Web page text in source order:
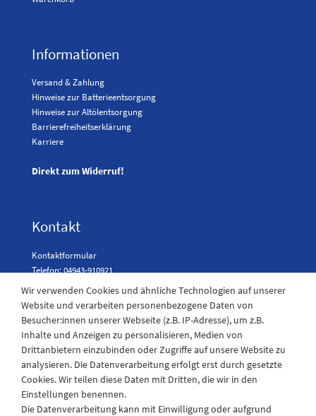
Informationen
Versand & Zahlung
Hinweise zur Batterieentsorgung
Hinweise zur Altölentsorgung
Barrierefreiheitserklärung
Karriere
Direkt zum Widerruf!
Kontakt
Kontaktformular
Telefon: 04943-910921
Laden Öffnungszeiten
Montag - Freitag
08:30 - 12:30 und 13.00 - 17.30 Uhr
Samstags
08:30 bis 12:30 Uhr
Wir verwenden Cookies und ähnliche Technologien auf unserer
Website und verarbeiten personenbezogene Daten von
Besucher:innen unserer Webseite (z.B. IP-Adresse), um z.B.
Inhalte und Anzeigen zu personalisieren, Medien von
Drittanbietern einzubinden oder Zugriffe auf unsere Website zu
analysieren. Die Datenverarbeitung erfolgt erst durch gesetzte
Cookies. Wir teilen diese Daten mit Dritten, die wir in den
Einstellungen benennen.
Die Datenverarbeitung kann mit Einwilligung oder aufgrund